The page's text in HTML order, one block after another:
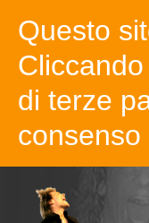
Questo
di terze